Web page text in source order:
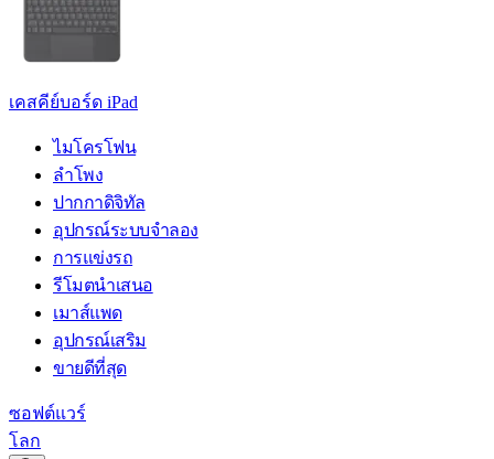
เคสคีย์บอร์ด iPad
ไมโครโฟน
ลำโพง
ปากกาดิจิทัล
อุปกรณ์ระบบจำลอง
การแข่งรถ
รีโมตนำเสนอ
เมาส์แพด
อุปกรณ์เสริม
ขายดีที่สุด
ซอฟต์แวร์
โลก